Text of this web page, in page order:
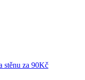
stěnu za 90Kč